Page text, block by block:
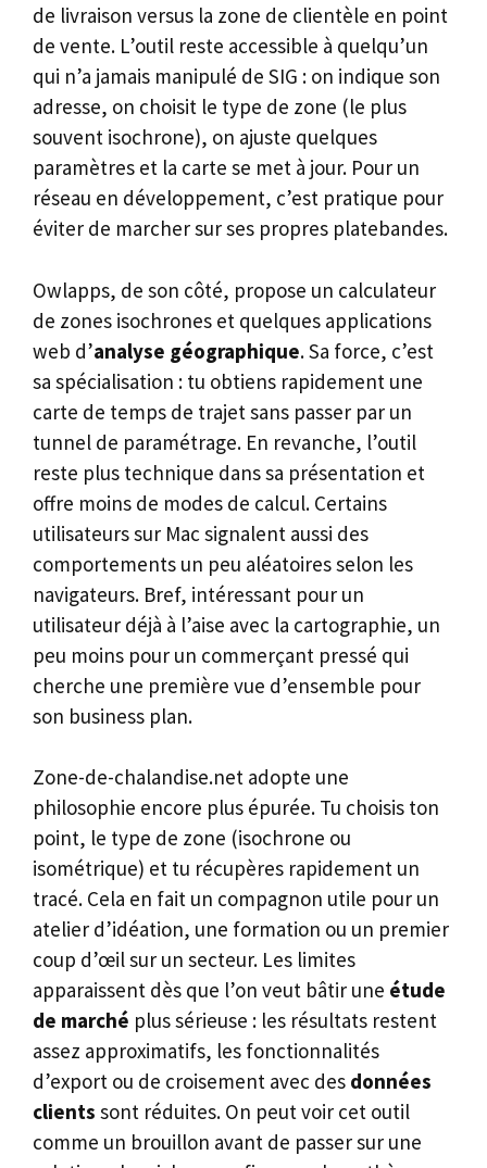
de livraison versus la zone de clientèle en point
de vente. L’outil reste accessible à quelqu’un
qui n’a jamais manipulé de SIG : on indique son
adresse, on choisit le type de zone (le plus
souvent isochrone), on ajuste quelques
paramètres et la carte se met à jour. Pour un
réseau en développement, c’est pratique pour
éviter de marcher sur ses propres platebandes.
Owlapps, de son côté, propose un calculateur
de zones isochrones et quelques applications
web d’analyse géographique. Sa force, c’est
sa spécialisation : tu obtiens rapidement une
carte de temps de trajet sans passer par un
tunnel de paramétrage. En revanche, l’outil
reste plus technique dans sa présentation et
offre moins de modes de calcul. Certains
utilisateurs sur Mac signalent aussi des
comportements un peu aléatoires selon les
navigateurs. Bref, intéressant pour un
utilisateur déjà à l’aise avec la cartographie, un
peu moins pour un commerçant pressé qui
cherche une première vue d’ensemble pour
son business plan.
Zone-de-chalandise.net adopte une
philosophie encore plus épurée. Tu choisis ton
point, le type de zone (isochrone ou
isométrique) et tu récupères rapidement un
tracé. Cela en fait un compagnon utile pour un
atelier d’idéation, une formation ou un premier
coup d’œil sur un secteur. Les limites
apparaissent dès que l’on veut bâtir une étude
de marché plus sérieuse : les résultats restent
assez approximatifs, les fonctionnalités
d’export ou de croisement avec des données
clients sont réduites. On peut voir cet outil
comme un brouillon avant de passer sur une